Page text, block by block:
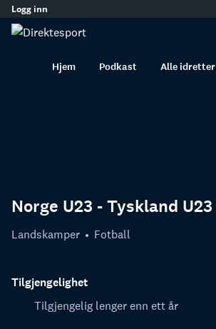
innhold
Logg inn
Hjem Podkast Alle idretter
Norge U23 - Tyskland U23
Landskamper Fotball
Tilgjengelighet
Tilgjengelig lenger enn ett år